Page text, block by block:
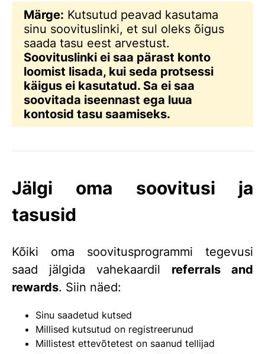
Märge: Kutsutud peavad kasutama
sinu soovituslinki, et sul oleks õigus
saada tasu eest arvestust.
Soovituslinki ei saa pärast konto
loomist lisada, kui seda protsessi
käigus ei kasutatud. Sa ei saa
soovitada iseennast ega luua
kontosid tasu saamiseks.
Jälgi oma soovitusi ja
tasusid
Kõiki oma soovitusprogrammi tegevusi
saad jälgida vahekaardil referrals and
rewards. Siin näed:
Sinu saadetud kutsed
Millised kutsutud on registreerunud
Millistest ettevõtetest on saanud tellijad